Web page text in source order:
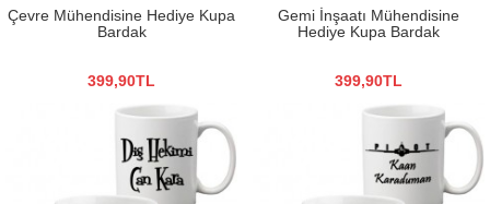
Çevre Mühendisine Hediye Kupa
Bardak
399,90TL
Gemi İnşaatı Mühendisine
Hediye Kupa Bardak
399,90TL